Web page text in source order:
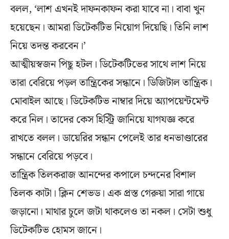
বলল, ‘লাশ এখনই দাফনকাফন করা যাবে না। বাবা খুন
হয়েছেন। আমরা ডিটেকটিভ নিয়োগ দিয়েছি। তিনি লাশ
নিয়ে তদন্ত করবেন।’
আত্মীয়স্বজন পিছু হটল। ডিটেকটিভের সাথে লাশ নিয়ে
তারা বেরিয়ে পড়ল তান্ত্রিকের সন্ধানে। ডিজিটাল তান্ত্রিক।
মোবাইল আছে। ডিটেকটিভ নাম্বার দিয়ে অ্যাপয়েন্টমেন্ট
করে নিল। তাদের কেস হিস্ট্রি জানিয়ে যাগযজ্ঞ করে
রাখতে বলল। ডায়েরির সন্ধান পেলেই তার ধনভাণ্ডারের
সন্ধানে বেরিয়ে পড়বে।
তান্ত্রিক তিলকরাজ আনন্দের কপালে চন্দনের বিশাল
তিলক কাটা। ক্লিন শেভড। এক প্রস্ত গেরুয়া সারা গায়ে
জড়ানো। মাথার চুলে জটা থাকলেও তা নকল। সেটা শুধু
ডিটেকটিভ হোমস জানে।